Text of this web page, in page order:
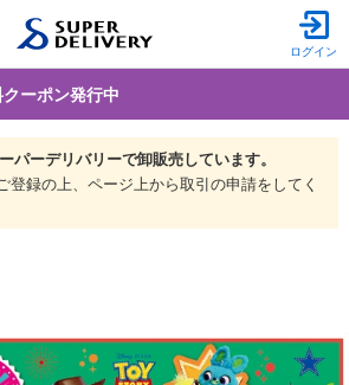
ログイン
ーポン発行中
パーデリバリーで卸販売しています。
登録の上、ページ上から取引の申請をしてく